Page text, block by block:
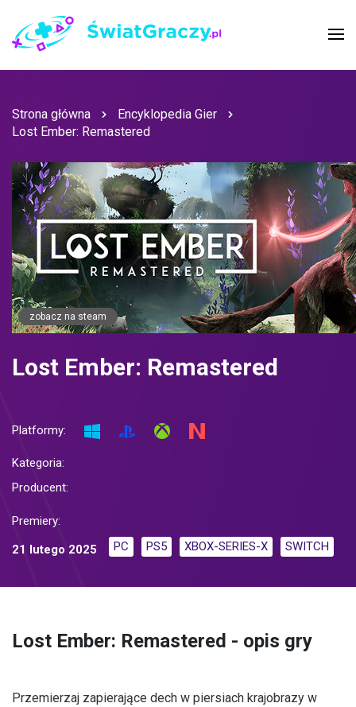
Strona główna
Encyklopedia Gier
Lost Ember: Remastered
zobacz na steam
Lost Ember: Remastered
Platformy:
Kategoria:
Producent:
Premiery:
21 lutego 2025
PC PS5 XBOX-SERIES-X SWITCH
Lost Ember: Remastered - opis gry
Przemierzaj zapierające dech w piersiach krajobrazy w